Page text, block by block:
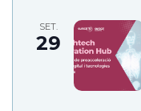
SET.
29